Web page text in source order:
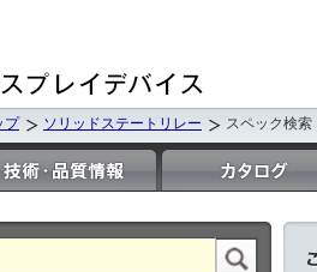
プ ソリッドステートリレー スペック検索